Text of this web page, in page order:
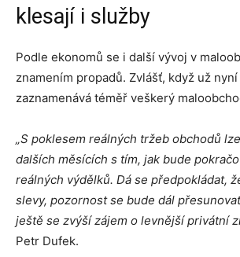
klesají i služby
Podle ekonomů se i další vývoj v
znamením propadů. Zvlášť, když už
zaznamenává téměř veškerý
„S poklesem reálných tržeb obchodů
dalších měsících s tím, jak bude
reálných výdělků. Dá se předpokládat,
slevy, pozornost se bude dál
ještě se zvýší zájem o levnější privátní
Petr Dufek.